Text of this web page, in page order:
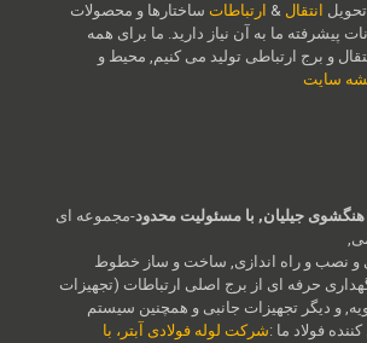
انتقال & ارتباطات ساختارها و محصولات
پیشرفته ما به آن نیاز دارید. ما برای همه
و برج ارتباطی تولید می کنیم, محیط و
سایت
جیلیان, با مسئولیت محدود-مجموعه ای
و نصب و راه اندازی, ساخت و ساز خطوط
حرفه ای از برج اصلی ارتباطات (تجهیزات
و دیگر تجهیزات جانبی و همچنین سیستم
فولاد ما :شرکت لوله فولادی آبتر، با